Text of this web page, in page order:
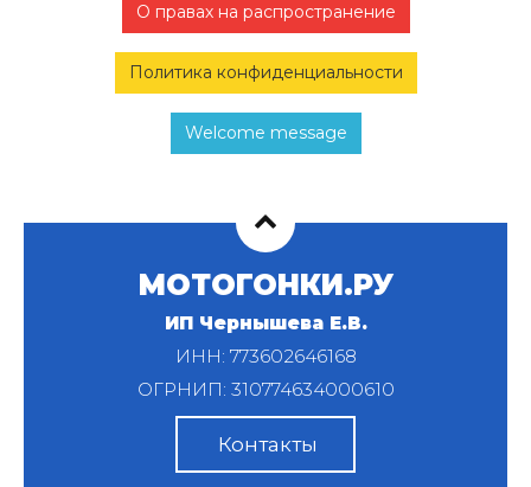
О правах на распространение
Политика конфиденциальности
Welcome message
МОТОГОНКИ.РУ
ИП Чернышева Е.В.
ИНН: 773602646168
ОГРНИП: 310774634000610
Контакты